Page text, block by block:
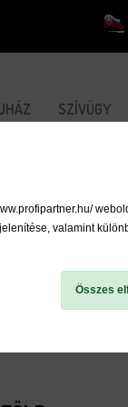
valamint
Összes
SZÍVÜGY